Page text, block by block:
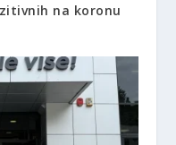
na koronu